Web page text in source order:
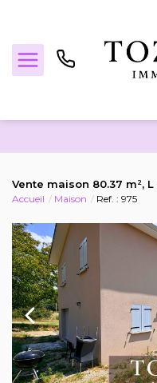
Estimez
Locations
Notre agence
Vente maison 80.37 m²,
Accueil Maison Ref. : 975